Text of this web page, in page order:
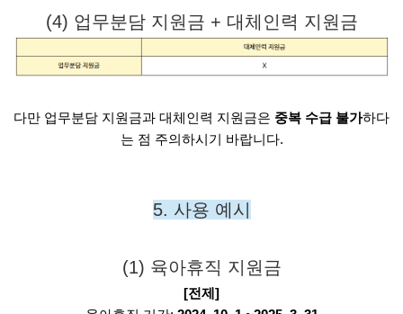
(4) 업무분담 지원금 + 대체인력 지원금
다만 업무분담 지원금과 대체인력 지원금은 중복 수급 불가하다
는 점 주의하시기 바랍니다.
5. 사용 예시
(1) 육아휴직 지원금
[전제]